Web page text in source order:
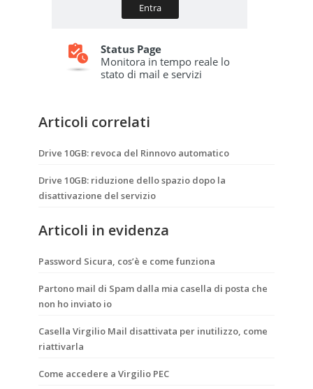
Articoli correlati
Drive 10GB: revoca del Rinnovo automatico
Drive 10GB: riduzione dello spazio dopo la
disattivazione del servizio
Articoli in evidenza
Password Sicura, cos’è e come funziona
Partono mail di Spam dalla mia casella di posta che
non ho inviato io
Casella Virgilio Mail disattivata per inutilizzo, come
riattivarla
Come accedere a Virgilio PEC